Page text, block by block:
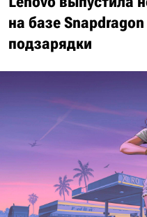
на базе Snapdragon
подзарядки